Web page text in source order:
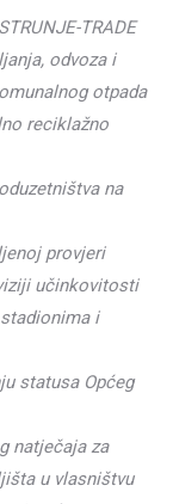
TRADE
odvoza i
otpada
reciklažno
na
provjeri
učinkovitosti
i
statusa Općeg
natječaja za
u vlasništvu